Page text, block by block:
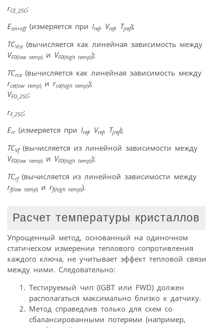
rCE_25C;
Eon+off(измеряется при Iref, Vref, Tjref);
TCVce (вычисляется как линейная зависимость между
VF0(low temp) и VF0(high temp));
TCrce (вычисляется как линейная зависимость между
rce(low temp) и rce(high temp));
VFO_25C;
rF_25C;
Err(измеряется при Iref, Vref, Tjref);
TCVf(вычисляется из линейной зависимости между
VF0(low temp) и VF0(high temp));
TCrf(вычисляется из линейной зависимости между
rf(low temp) и rf(high temp)).
Расчет температуры кристаллов
Упрощенный метод, основанный на одиночном
статическом измерении теплового сопротивления
каждого ключа, не учитывает эффект тепловой связи
между ними. Следовательно:
Тестируемый чип (IGBT или FWD) должен
располагаться максимально близко к датчику.
Метод справедлив только для схем со
сбалансированными потерями (например,